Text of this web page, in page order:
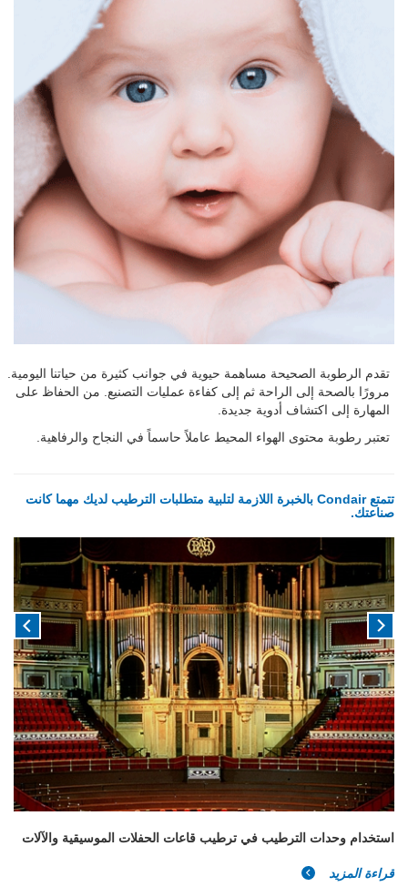
تقدم الرطوبة الصحيحة مساهمة حيوية في جوانب كثيرة من حياتنا اليومية.
مرورًا بالصحة إلى الراحة ثم إلى كفاءة عمليات التصنيع. من الحفاظ على
المهارة إلى اكتشاف أدوية جديدة.
تعتبر رطوبة محتوى الهواء المحيط عاملاً حاسماً في النجاح والرفاهية.
تتمتع Condair بالخبرة اللازمة لتلبية متطلبات الترطيب لديك مهما كانت
صناعتك.
استخدام وحدات الترطيب في ترطيب قاعات الحفلات الموسيقية والآلات
قراءة المزيد